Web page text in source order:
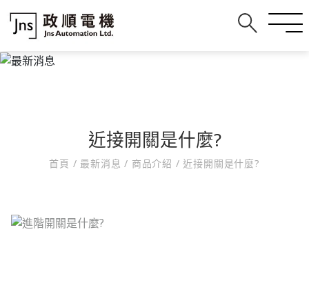
近接開關是什麼?
首頁 / 最新消息/ 商品介紹 / 近接開關是什麼?